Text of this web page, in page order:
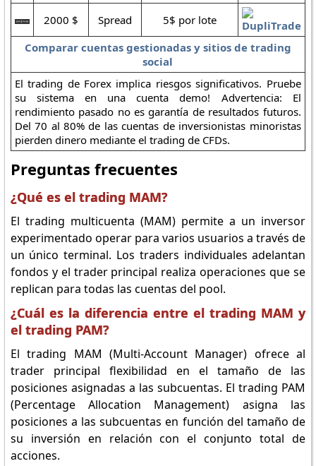
2000 $ Spread
5$ por lote
Comparar cuentas gestionadas y sitios de trading
social
El trading de Forex implica riesgos significativos. Pruebe
su sistema en una cuenta demo! Advertencia: El
rendimiento pasado no es garantía de resultados futuros.
Del 70 al 80% de las cuentas de inversionistas minoristas
pierden dinero mediante el trading de CFDs.
Preguntas frecuentes
¿Qué es el trading MAM?
El trading multicuenta (MAM) permite a un inversor
experimentado operar para varios usuarios a través de
un único terminal. Los traders individuales adelantan
fondos y el trader principal realiza operaciones que se
replican para todas las cuentas del pool.
¿Cuál es la diferencia entre el trading MAM y
el trading PAM?
El trading MAM (Multi-Account Manager) ofrece al
trader principal flexibilidad en el tamaño de las
posiciones asignadas a las subcuentas. El trading PAM
(Percentage Allocation Management) asigna las
posiciones a las subcuentas en función del tamaño de
su inversión en relación con el conjunto total de
acciones.